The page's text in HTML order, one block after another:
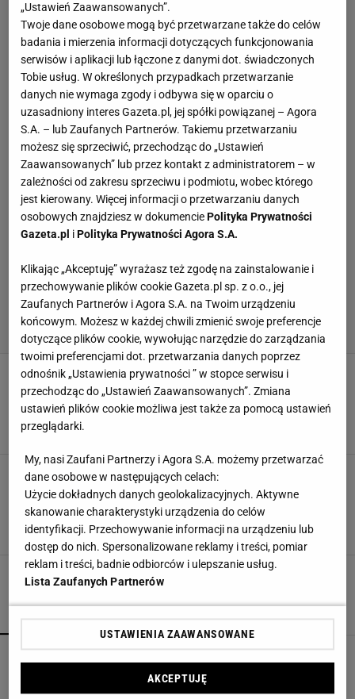
Zamiast do kosza, wrzucam do zmywarki.
Odkąd znam ten sposób, moje naczynia są
lśniące jak nigdy
Czyszczenie zmywarki to pestka. Oto sposoby
dla każdego. Tanie, skuteczne i przyjazne
środowisku
CZYSZCZENIE DOMOWE SPOSOBY
SPRZĄTANIE DOMU
POPULARNE NAJNOWSZE
Kochały je nasze babcie. Garnki żeliwne są
niezastąpione w letniej i jesiennej kuchni
„Ustawień Zaawansowanych”.
Twoje dane osobowe mogą być przetwarzane także do celów
badania i mierzenia informacji dotyczących funkcjonowania
serwisów i aplikacji lub łączone z danymi dot. świadczonych
Tobie usług. W określonych przypadkach przetwarzanie
danych nie wymaga zgody i odbywa się w oparciu o
uzasadniony interes Gazeta.pl, jej spółki powiązanej – Agora
S.A. – lub Zaufanych Partnerów. Takiemu przetwarzaniu
możesz się sprzeciwić, przechodząc do „Ustawień
Zaawansowanych” lub przez kontakt z administratorem – w
zależności od zakresu sprzeciwu i podmiotu, wobec którego
jest kierowany. Więcej informacji o przetwarzaniu danych
osobowych znajdziesz w dokumencie Polityka Prywatności
Gazeta.pl i Polityka Prywatności Agora S.A.
Klikając „Akceptuję” wyrażasz też zgodę na zainstalowanie i
przechowywanie plików cookie Gazeta.pl sp. z o.o., jej
Zaufanych Partnerów i Agora S.A. na Twoim urządzeniu
końcowym. Możesz w każdej chwili zmienić swoje preferencje
dotyczące plików cookie, wywołując narzędzie do zarządzania
twoimi preferencjami dot. przetwarzania danych poprzez
odnośnik „Ustawienia prywatności ” w stopce serwisu i
przechodząc do „Ustawień Zaawansowanych”. Zmiana
ustawień plików cookie możliwa jest także za pomocą ustawień
przeglądarki.
My, nasi Zaufani Partnerzy i Agora S.A. możemy przetwarzać
dane osobowe w następujących celach:
Użycie dokładnych danych geolokalizacyjnych. Aktywne
skanowanie charakterystyki urządzenia do celów
identyfikacji. Przechowywanie informacji na urządzeniu lub
dostęp do nich. Spersonalizowane reklamy i treści, pomiar
reklam i treści, badnie odbiorców i ulepszanie usług.
Lista Zaufanych Partnerów
USTAWIENIA ZAAWANSOWANE
AKCEPTUJĘ